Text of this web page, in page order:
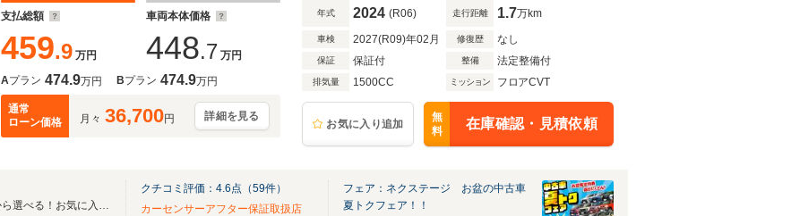
支払総額
459.9 万円
車両本体価格
448.7 万円
Aプラン 474.9万円 Bプラン 474.9万円
通常
ローン価格
月々 36,700円 詳細を見る
年式 2024 (R06) 走行距離 1.7万km
車検 2027(R09)年02月 修復歴 なし
保証 保証付 整備 法定整備付
排気量 1500CC ミッション フロアCVT
お気に入り追加
無
料
在庫確認・見積依頼
全国のグループ総在庫30,000台から選べる！お気に入りの愛車がきっと見つかります！
クチコミ評価： 4.6点（59件）
カーセンサーアフター保証取扱店
フェア：ネクステージ お盆の中古車
夏トクフェア！！